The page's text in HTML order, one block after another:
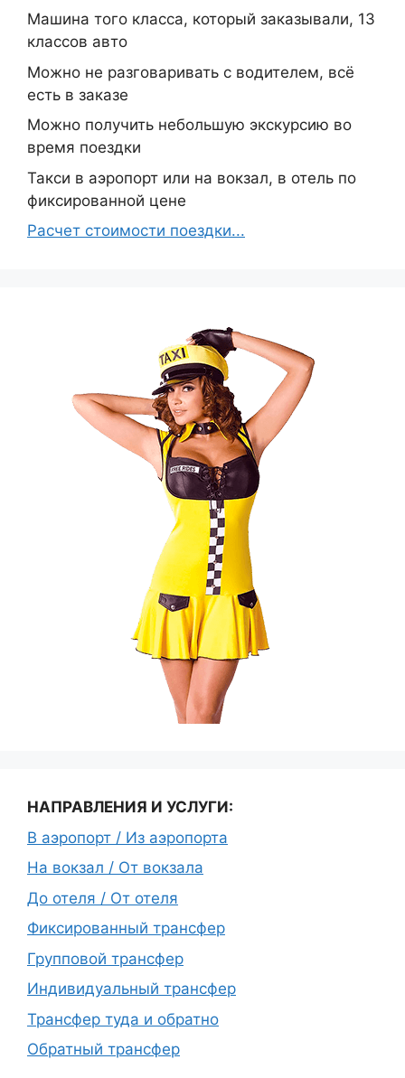
Машина того класса, который заказывали, 13
классов авто
Можно не разговаривать с водителем, всё
есть в заказе
Можно получить небольшую экскурсию во
время поездки
Такси в аэропорт или на вокзал, в отель по
фиксированной цене
Расчет стоимости поездки...
НАПРАВЛЕНИЯ И УСЛУГИ:
В аэропорт / Из аэропорта
На вокзал / От вокзала
До отеля / От отеля
Фиксированный трансфер
Групповой трансфер
Индивидуальный трансфер
Трансфер туда и обратно
Обратный трансфер